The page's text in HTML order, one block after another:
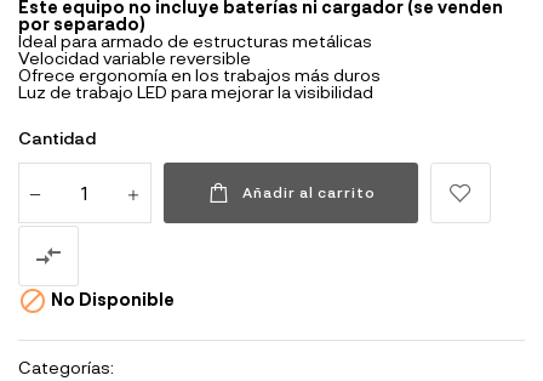
Este equipo no incluye baterías ni cargador (se venden
por separado)
Ideal para armado de estructuras metálicas
Velocidad variable reversible
Ofrece ergonomía en los trabajos más duros
Luz de trabajo LED para mejorar la visibilidad
Cantidad
Añadir al carrito

 No Disponible
Categorías: